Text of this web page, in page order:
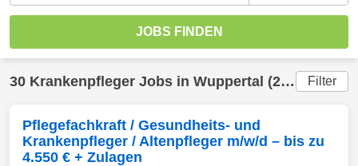
30 Krankenpfleger Jobs in Wuppertal (20 km) gefunden Filter
Pflegefachkraft / Gesundheits- und
Krankenpfleger / Altenpfleger m/w/d – bis zu
4.550 € + Zulagen